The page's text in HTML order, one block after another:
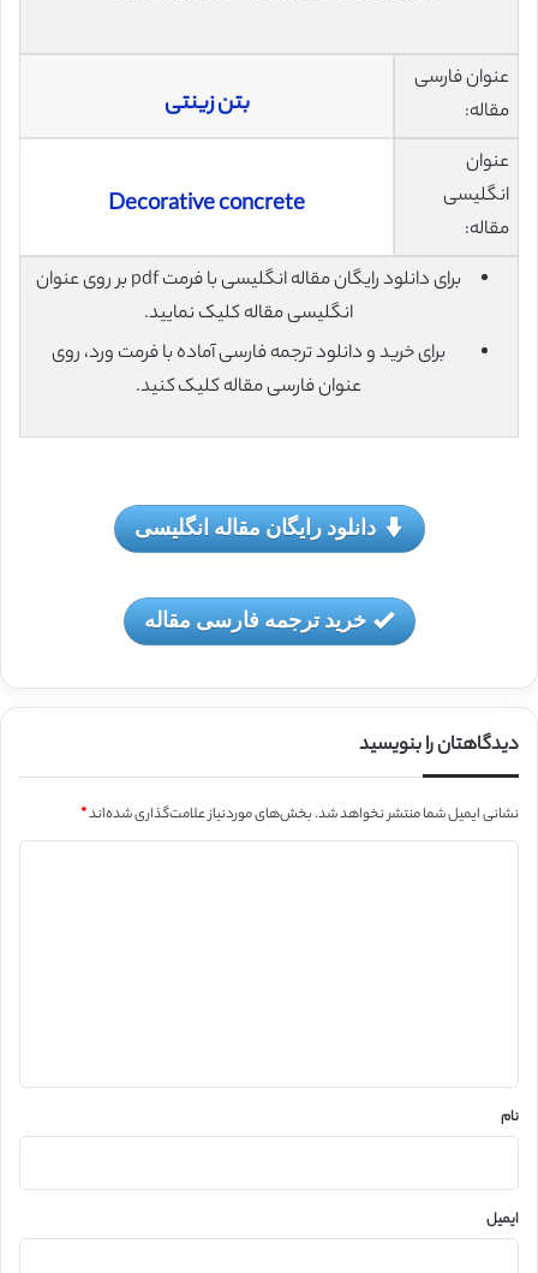
عنوان فارسی
مقاله:
بتن زینتی
عنوان
انگلیسی
مقاله:
Decorative concrete
برای دانلود رایگان مقاله انگلیسی با فرمت pdf بر روی عنوان
انگلیسی مقاله کلیک نمایید.
برای خرید و دانلود ترجمه فارسی آماده با فرمت ورد، روی
عنوان فارسی مقاله کلیک کنید.
دانلود رایگان مقاله انگلیسی
خرید ترجمه فارسی مقاله
دیدگاهتان را بنویسید
نشانی ایمیل شما منتشر نخواهد شد.بخش‌های موردنیاز علامت‌گذاری شده‌اند*
نام
ایمیل